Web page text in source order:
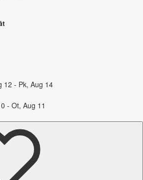
12 - Pk, Aug 14
- Ot, Aug 11